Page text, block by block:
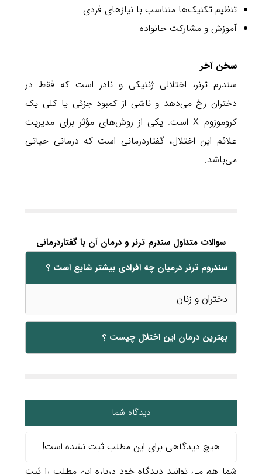
تنظیم تکنیک‌ها متناسب با نیازهای فردی
آموزش و مشارکت خانواده
سخن آخر
سندرم ترنر، اختلالی ژنتیکی و نادر است که فقط در
دختران رخ می‌دهد و ناشی از کمبود جزئی یا کلی یک
کروموزوم X است. یکی از روش‌های مؤثر برای مدیریت
علائم این اختلال، گفتاردرمانی است که درمانی حیاتی
می‌باشد.
سوالات متداول سندرم ترنر و درمان آن با گفتاردرمانی
سندروم ترنر درمیان چه افرادی بیشتر شایع است ؟
دختران و زنان
بهترین درمان این اختلال چیست ؟
دیدگاه شما
هیچ دیدگاهی برای این مطلب ثبت نشده است!